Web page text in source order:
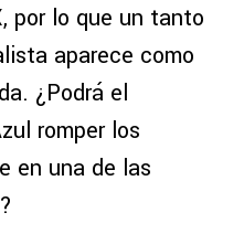
por lo que un tanto
aparece como
¿Podrá el
romper los
en una de las